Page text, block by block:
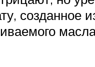
созданное